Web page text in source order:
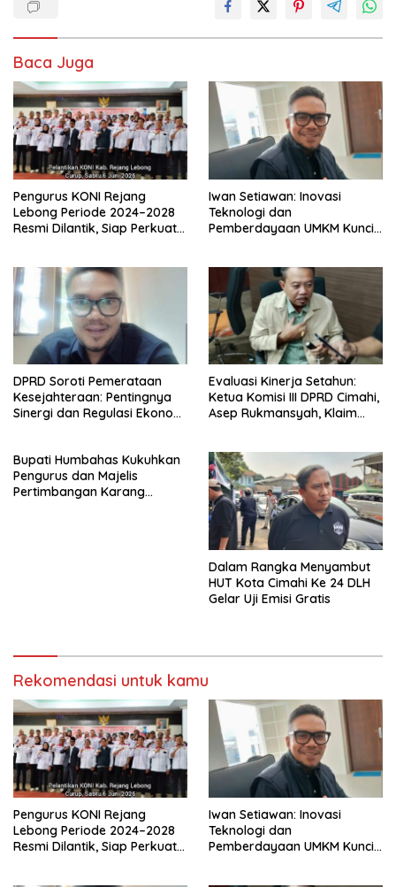
Baca Juga
Pengurus KONI Rejang
Lebong Periode 2024–2028
Resmi Dilantik, Siap Perkuat
Iwan Setiawan: Inovasi
Teknologi dan
Pemberdayaan UMKM Kunci
DPRD Soroti Pemerataan
Kesejahteraan: Pentingnya
Sinergi dan Regulasi Ekonomi
Evaluasi Kinerja Setahun:
Ketua Komisi III DPRD Cimahi,
Asep Rukmansyah, Klaim
Bupati Humbahas Kukuhkan
Pengurus dan Majelis
Pertimbangan Karang
Dalam Rangka Menyambut
HUT Kota Cimahi Ke 24 DLH
Gelar Uji Emisi Gratis
Rekomendasi untuk kamu
Pengurus KONI Rejang
Lebong Periode 2024–2028
Resmi Dilantik, Siap Perkuat
Iwan Setiawan: Inovasi
Teknologi dan
Pemberdayaan UMKM Kunci